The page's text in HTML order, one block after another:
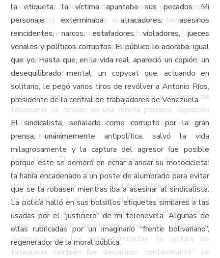
(una obra tan famosa que hay una línea de puros llamada
Montecristo). Curiosamente, el equivalente femenino de
los torcedores, las mujeres –que hacían otras labores
como despalillar la hoja de tabaco, separar y clasificar–,
también pidieron que les leyeran a ellas, por supuesto
novelas románticas”.
Hubo momentos en los que lectores y autores de
tabaquería se fundían en una misma persona, figuración
proletaria y cubana del aeda que, con su relato, mitiga la
pesada tarea de la tribu.
José Martí, El Apóstol, aclamado un día por los
tabaqueros de una fábrica de puros en Tampa, Florida,
declaró la mesa del lector de tabaco “tribuna avanzada
de la libertad”. Y, al igual que el béisbol, considerado en
aquellos años por las autoridades coloniales españolas
como disolvente pasatiempo proyanqui, demasiado
favorecido por los independentistas, la lectura de
tabaquería también fue declarado “contaminante” de
la etiqueta, la víctima apuntaba sus pecados. Mi
personaje exterminaba atracadores, asesinos
reincidentes, narcos, estafadores, violadores, jueces
venales y políticos corruptos. El público lo adoraba, igual
que yo. Hasta que, en la vida real, apareció un copión: un
desequilibrado mental, un copycat que, actuando en
solitario, le pegó varios tiros de revólver a Antonio Ríos,
presidente de la central de trabajadores de Venezuela.
El sindicalista, señalado como corrupto por la gran
prensa, unánimemente antipolítica, salvó la vida
milagrosamente y la captura del agresor fue posible
porque este se demoró en echar a andar su motocicleta:
la había encadenado a un poste de alumbrado para evitar
que se la robasen mientras iba a asesinar al sindicalista.
La policía halló en sus bolsillos etiquetas similares a las
usadas por el “justiciero” de mi telenovela. Algunas de
ellas rubricadas por un imaginario “frente bolivariano”,
regenerador de la moral pública.